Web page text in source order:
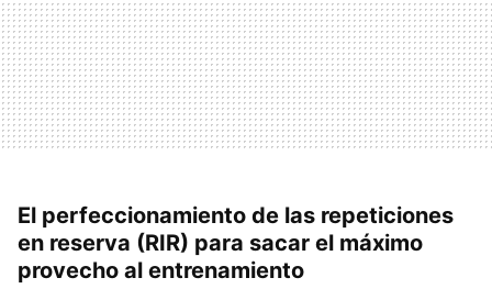
El perfeccionamiento de las repeticiones
en reserva (RIR) para sacar el máximo
provecho al entrenamiento